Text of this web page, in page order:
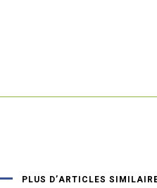
PLUS D’ARTICLES